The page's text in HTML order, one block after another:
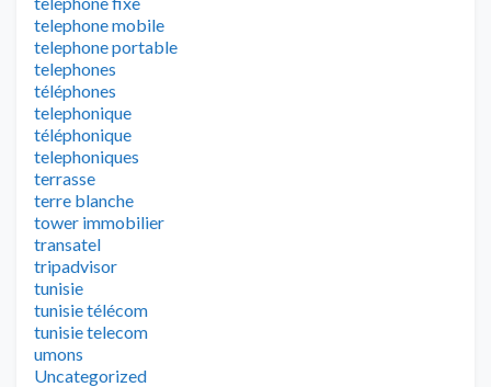
telephone mobile
telephone portable
telephones
téléphones
telephonique
téléphonique
telephoniques
terrasse
terre blanche
tower immobilier
transatel
tripadvisor
tunisie
tunisie télécom
tunisie telecom
umons
Uncategorized